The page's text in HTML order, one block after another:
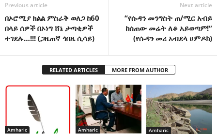
Previous article
በኦሮሚያ ክልል ምስራቅ ወለጋ ከ60
በላይ ሰዎች በኦነግ ሸኔ ታጣቂዎች
ተገደሉ…!!! (ጋዜጠኛ ጎበዜ ሲሳይ)
Next article
“የሱዳን መንግስት ጠ/ሚር አብይ
ከሰጠው መሬት ለቆ አይወጣም!”
(የሱዳን መሪ አብደላ ሀምዶክ)
RELATED ARTICLES MORE FROM AUTHOR
Amharic Amharic Amharic